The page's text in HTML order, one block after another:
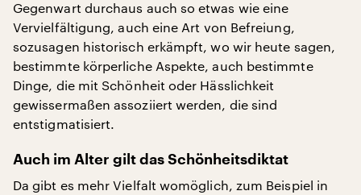
Gegenwart durchaus auch so etwas wie eine
Vervielfältigung, auch eine Art von Befreiung,
sozusagen historisch erkämpft, wo wir heute sagen,
bestimmte körperliche Aspekte, auch bestimmte
Dinge, die mit Schönheit oder Hässlichkeit
gewissermaßen assoziiert werden, die sind
entstigmatisiert.
Auch im Alter gilt das Schönheitsdiktat
Da gibt es mehr Vielfalt womöglich, zum Beispiel in